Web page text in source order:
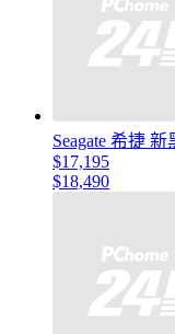
Seagate 希捷
$17,195
$18,490